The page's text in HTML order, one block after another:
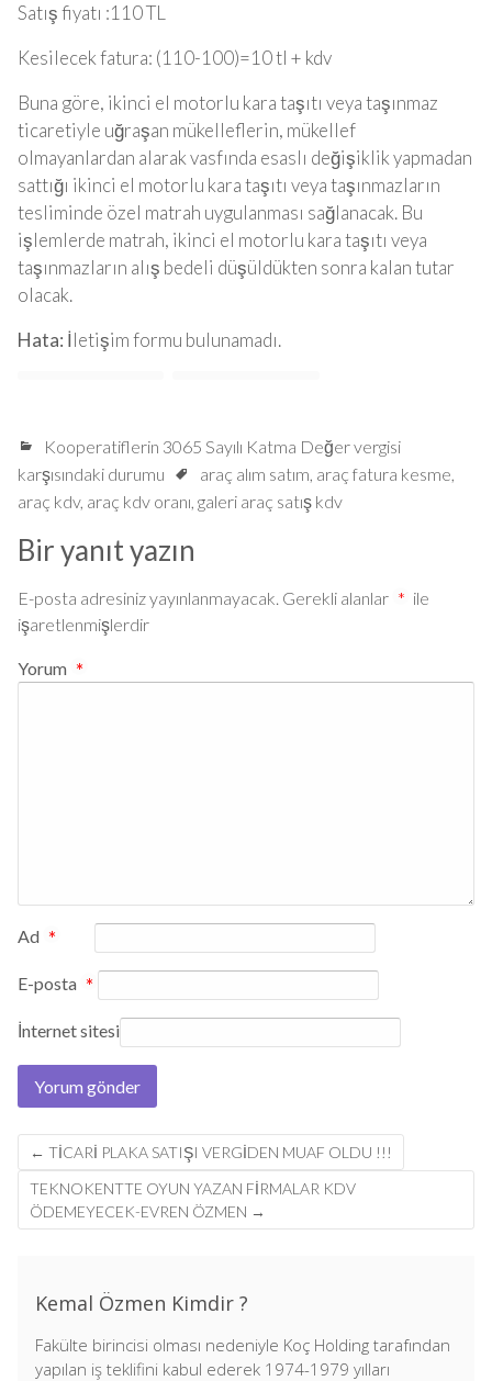
Satış fiyatı :110 TL
Kesilecek fatura: (110-100)=10 tl + kdv
Buna göre, ikinci el motorlu kara taşıtı veya taşınmaz
ticaretiyle uğraşan mükelleflerin, mükellef
olmayanlardan alarak vasfında esaslı değişiklik yapmadan
sattığı ikinci el motorlu kara taşıtı veya taşınmazların
tesliminde özel matrah uygulanması sağlanacak. Bu
işlemlerde matrah, ikinci el motorlu kara taşıtı veya
taşınmazların alış bedeli düşüldükten sonra kalan tutar
olacak.
Hata: İletişim formu bulunamadı.
Kooperatiflerin 3065 Sayılı Katma Değer vergisi
karşısındaki durumu
araç alım satım, araç fatura kesme,
araç kdv, araç kdv oranı, galeri araç satış kdv
Bir yanıt yazın
E-posta adresiniz yayınlanmayacak. Gerekli alanlar * ile
işaretlenmişlerdir
Yorum *
Ad *
E-posta *
İnternet sitesi
Post
navigation
← TICARI PLAKA SATIŞI VERGIDEN MUAF OLDU !!!
TEKNOKENTTE OYUN YAZAN FIRMALAR KDV
ÖDEMEYECEK-EVREN ÖZMEN →
Kemal Özmen Kimdir ?
Fakülte birincisi olması nedeniyle Koç Holding tarafından
yapılan iş teklifini kabul ederek 1974-1979 yılları